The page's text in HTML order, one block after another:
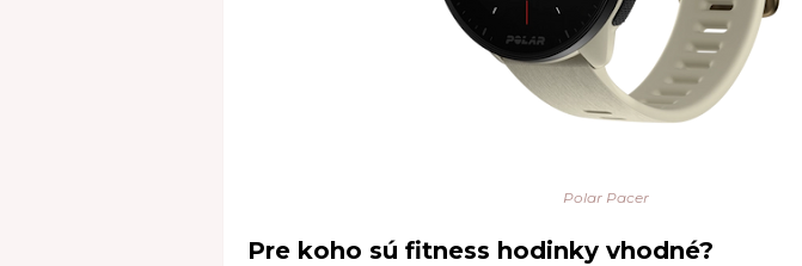
Polar Pacer
Pre koho sú fitness hodinky vhodné?